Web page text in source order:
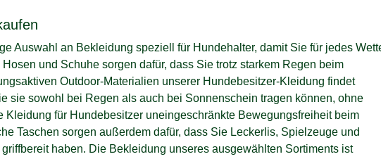
Auswahl an Bekleidung speziell für Hundehalter, damit Sie für jedes
und Schuhe sorgen dafür, dass Sie trotz starkem Regen beim
Outdoor-Materialien unserer Hundebesitzer-Kleidung findet
sie sowohl bei Regen als auch bei Sonnenschein tragen können, ohne
Kleidung für Hundebesitzer uneingeschränkte Bewegungsfreiheit beim
Taschen sorgen außerdem dafür, dass Sie Leckerlis, Spielzeuge und
haben. Die Bekleidung unseres ausgewählten Sortiments ist